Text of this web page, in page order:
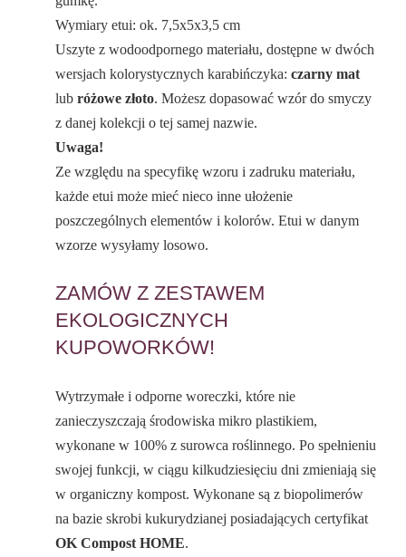
Wymiary etui: ok. 7,5x5x3,5 cm
Uszyte z wodoodpornego materiału, dostępne w dwóch
wersjach kolorystycznych karabińczyka:czarny mat
lubróżowe złoto. Możesz dopasować wzór do smyczy
z danej kolekcji o tej samej nazwie.
Uwaga!
Ze względu na specyfikę wzoru i zadruku materiału,
każde etui może mieć nieco inne ułożenie
poszczególnych elementów i kolorów. Etui w danym
wzorze wysyłamy losowo.
ZAMÓW Z ZESTAWEM
EKOLOGICZNYCH
KUPOWORKÓW!
Wytrzymałe i odporne woreczki, które nie
zanieczyszczają środowiska mikro plastikiem,
wykonane w 100% z surowca roślinnego. Po spełnieniu
swojej funkcji, w ciągu kilkudziesięciu dni zmieniają się
w organiczny kompost. Wykonane są z biopolimerów
na bazie skrobi kukurydzianej posiadających certyfikat
OK Compost HOME.